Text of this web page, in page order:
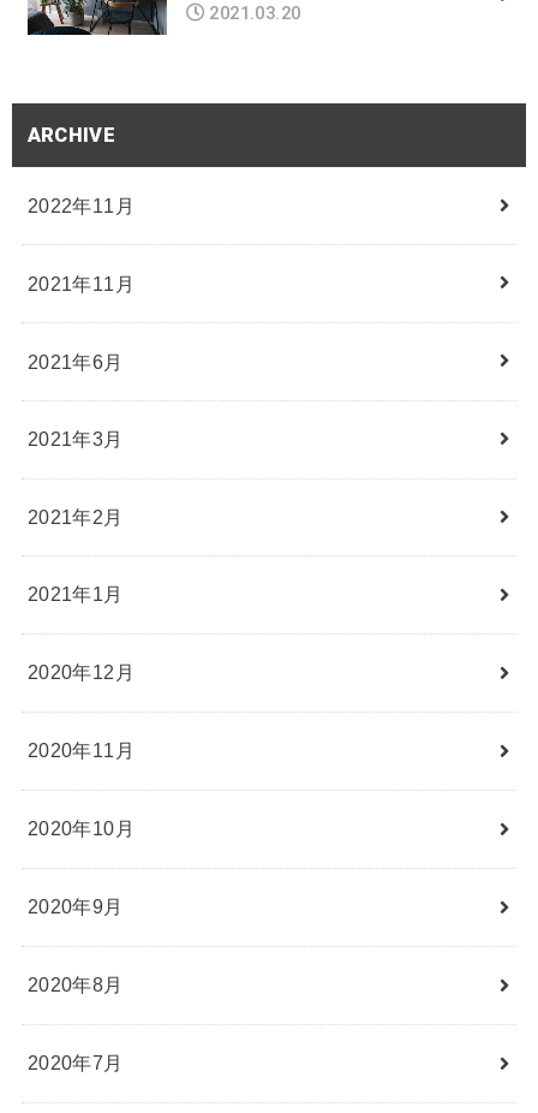
2021.03.20
ARCHIVE
2022年11月
2021年11月
2021年6月
2021年3月
2021年2月
2021年1月
2020年12月
2020年11月
2020年10月
2020年9月
2020年8月
2020年7月